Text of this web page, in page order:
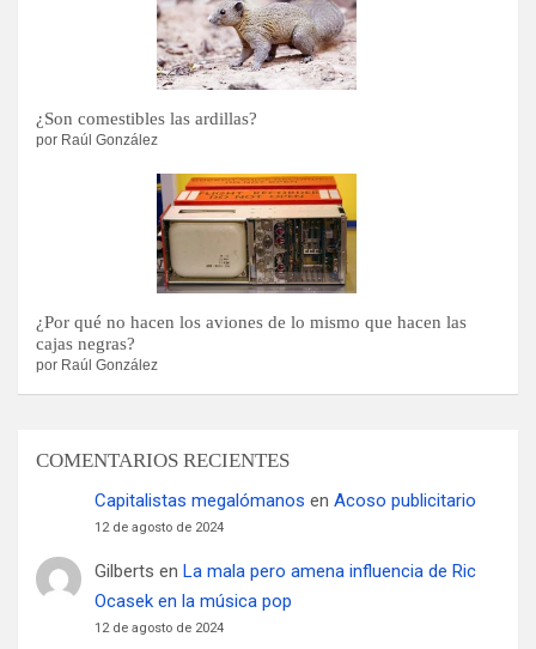
¿Son comestibles las ardillas?
por Raúl González
¿Por qué no hacen los aviones de lo mismo que hacen las
cajas negras?
por Raúl González
COMENTARIOS RECIENTES
Capitalistas megalómanos en Acoso publicitario
12 de agosto de 2024
Gilberts en La mala pero amena influencia de Ric
Ocasek en la música pop
12 de agosto de 2024